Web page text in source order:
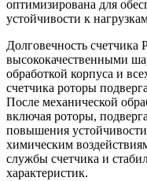
оптимизирована для
устойчивости к
Долговечность счетчика
высококачественными
обработкой корпуса и
счетчика роторы
После механической
включая роторы,
повышения
химическим
службы счетчика и
характеристик.